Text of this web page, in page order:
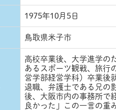
1975年10月5日
鳥取県米子市
高校卒業後、大学進学の
あるスポーツ観戦、旅行
営学部経営学科）卒業後
退職、弁護士である兄の
後、大阪市内の事務所で
良かった」この一言の重